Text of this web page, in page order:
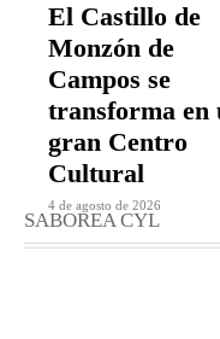
El Castillo de
Monzón de
Campos se
transforma en
gran Centro
Cultural
4 de agosto de 2026
SABOREA CYL